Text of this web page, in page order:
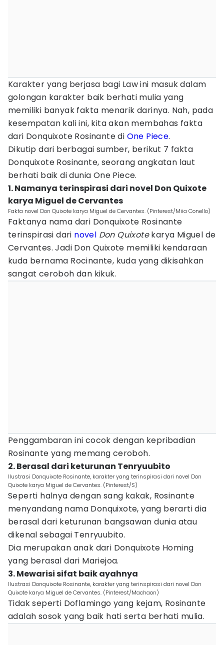
Karakter yang berjasa bagi Law ini masuk dalam
golongan karakter baik berhati mulia yang
memiliki banyak fakta menarik darinya. Nah, pada
kesempatan kali ini, kita akan membahas fakta
dari Donquixote Rosinante di One Piece.
Dikutip dari berbagai sumber, berikut 7 fakta
Donquixote Rosinante, seorang angkatan laut
berhati baik di dunia One Piece.
1. Namanya terinspirasi dari novel Don Quixote
karya Miguel de Cervantes
Fakta novel Don Quixote karya Miguel de Cervantes. (Pinterest/Miia Conello)
Faktanya nama dari Donquixote Rosinante
terinspirasi dari novel Don Quixotekarya Miguel de
Cervantes. Jadi Don Quixote memiliki kendaraan
kuda bernama Rocinante, kuda yang dikisahkan
sangat ceroboh dan kikuk.
Penggambaran ini cocok dengan kepribadian
Rosinante yang memang ceroboh.
2. Berasal dari keturunan Tenryuubito
Ilustrasi Donquixote Rosinante, karakter yang terinspirasi dari novel Don
Quixote karya Miguel de Cervantes. (Pinterest/S)
Seperti halnya dengan sang kakak, Rosinante
menyandang nama Donquixote, yang berarti dia
berasal dari keturunan bangsawan dunia atau
dikenal sebagai Tenryuubito.
Dia merupakan anak dari Donquixote Homing
yang berasal dari Mariejoa.
3. Mewarisi sifat baik ayahnya
Ilustrasi Donquixote Rosinante, karakter yang terinspirasi dari novel Don
Quixote karya Miguel de Cervantes. (Pinterest/Machaon)
Tidak seperti Doflamingo yang kejam, Rosinante
adalah sosok yang baik hati serta berhati mulia.